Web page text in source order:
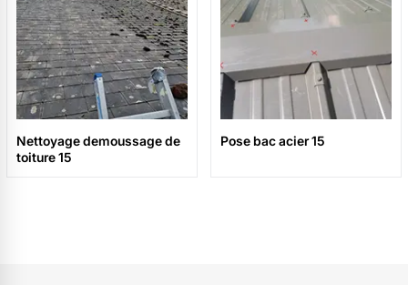
Nettoyage demoussage de
toiture 15
Pose bac acier 15